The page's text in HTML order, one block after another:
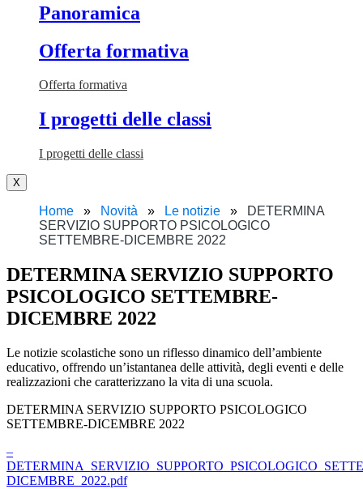
Panoramica
Offerta formativa
Offerta formativa
I progetti delle classi
I progetti delle classi
X
Home Novità Le notizie
DETERMINA
SERVIZIO SUPPORTO PSICOLOGICO
SETTEMBRE-DICEMBRE 2022
DETERMINA SERVIZIO SUPPORTO
PSICOLOGICO SETTEMBRE-
DICEMBRE 2022
Le notizie scolastiche sono un riflesso dinamico dell’ambiente
educativo, offrendo un’istantanea delle attività, degli eventi e delle
realizzazioni che caratterizzano la vita di una scuola.
DETERMINA SERVIZIO SUPPORTO PSICOLOGICO
SETTEMBRE-DICEMBRE 2022
–
DICEMBRE_2022.pdf